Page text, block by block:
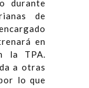
durante
de
en
la TPA.
a otras
lo que